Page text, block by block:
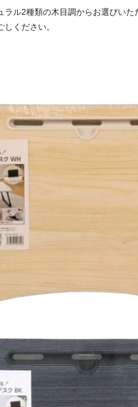
ル2種類の木目調からお選びい
ください。